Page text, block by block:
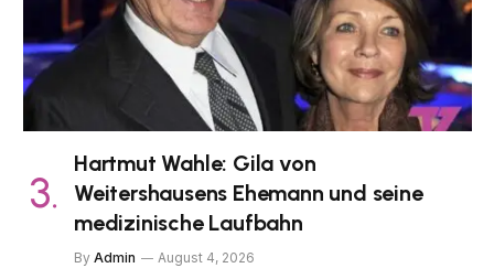
Hartmut Wahle: Gila von
Weitershausens Ehemann und seine
medizinische Laufbahn
By Admin August 4, 2026